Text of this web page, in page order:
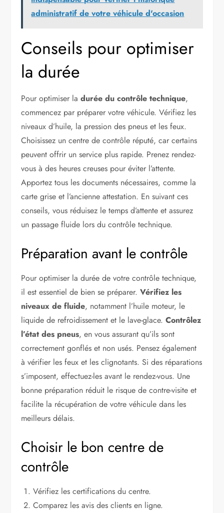
administratif de votre véhicule d'occasion
Conseils pour optimiser
la durée
Pour optimiser ladurée du contrôle technique,
commencez par préparer votre véhicule. Vérifiez les
niveaux d’huile, la pression des pneus et les feux.
Choisissez un centre de contrôle réputé, car certains
peuvent offrir un service plus rapide. Prenez rendez-
vous à des heures creuses pour éviter l’attente.
Apportez tous les documents nécessaires, comme la
carte grise et l’ancienne attestation. En suivant ces
conseils, vous réduisez le temps d’attente et assurez
un passage fluide lors du contrôle technique.
Préparation avant le contrôle
Pour optimiser la durée de votre contrôle technique,
il est essentiel de bien se préparer.Vérifiez les
niveaux de fluide, notamment l’huile moteur, le
liquide de refroidissement et le lave-glace.Contrôlez
l’état des pneus, en vous assurant qu’ils sont
correctement gonflés et non usés. Pensez également
à vérifier les feux et les clignotants. Si des réparations
s’imposent, effectuez-les avant le rendez-vous. Une
bonne préparation réduit le risque de contre-visite et
facilite la récupération de votre véhicule dans les
meilleurs délais.
Choisir le bon centre de
contrôle
Vérifiez les certifications du centre.
Comparez les avis des clients en ligne.